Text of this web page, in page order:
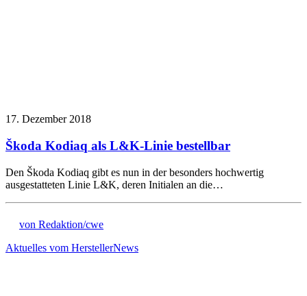
17. Dezember 2018
Škoda Kodiaq als L&K-Linie bestellbar
Den Škoda Kodiaq gibt es nun in der besonders hochwertig
ausgestatteten Linie L&K, deren Initialen an die…
von Redaktion/cwe
Aktuelles vom HerstellerNews